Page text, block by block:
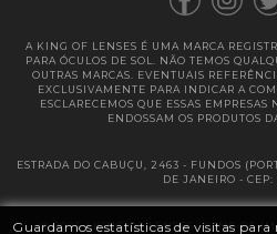
Guardamos estatísticas de visitas
A KING OF LENSES É UMA MARCA
PARA ÓCULOS DE SOL. NÃO TEMOS
OUTRAS MARCAS. EVENTUAIS
EXCLUSIVAMENTE PARA INDICAR A
ESCLARECEMOS QUE ESSAS
ENDOSSAM OS PRODUTOS
ESTRADA DO CABUÇU, 2463 - FUNDOS
DE JANEIRO - CEP:
@ 2025 | KING OF LENSES - KING OF